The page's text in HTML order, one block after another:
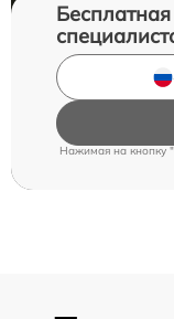
Нажимая на кнопку